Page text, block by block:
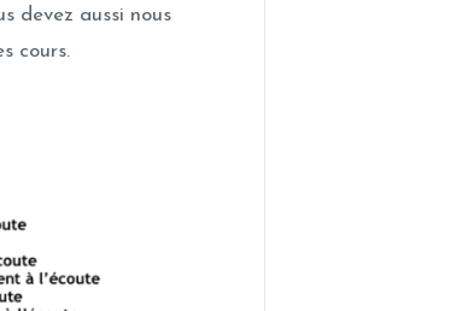
devez aussi nous
cours.